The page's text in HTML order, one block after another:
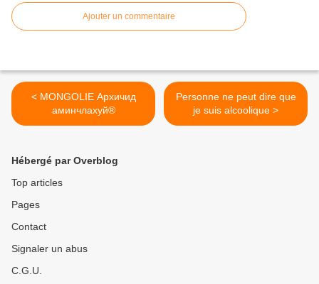
Ajouter un commentaire
< MONGOLIE Архичид
аминчлахуй®
Personne ne peut dire que
je suis alcoolique >
Hébergé par Overblog
Top articles
Pages
Contact
Signaler un abus
C.G.U.